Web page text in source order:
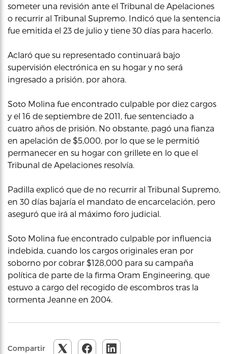
someter una revisión ante el Tribunal de Apelaciones
o recurrir al Tribunal Supremo. Indicó que la sentencia
fue emitida el 23 de julio y tiene 30 días para hacerlo.
Aclaró que su representado continuará bajo
supervisión electrónica en su hogar y no será
ingresado a prisión, por ahora.
Soto Molina fue encontrado culpable por diez cargos
y el 16 de septiembre de 2011, fue sentenciado a
cuatro años de prisión. No obstante, pagó una fianza
en apelación de $5,000, por lo que se le permitió
permanecer en su hogar con grillete en lo que el
Tribunal de Apelaciones resolvía.
Padilla explicó que de no recurrir al Tribunal Supremo,
en 30 días bajaría el mandato de encarcelación, pero
aseguró que irá al máximo foro judicial.
Soto Molina fue encontrado culpable por influencia
indebida, cuando los cargos originales eran por
soborno por cobrar $128,000 para su campaña
política de parte de la firma Oram Engineering, que
estuvo a cargo del recogido de escombros tras la
tormenta Jeanne en 2004.
Compartir